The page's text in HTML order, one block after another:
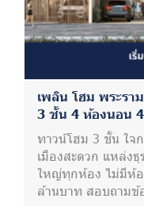
เพลิน โฮม พระรา
3 ชั้น 4 ห้องนอน
ทาวน์โฮม 3 ชั้น ใจ
เมืองสะดวก แหล่ง
ใหญ่ทุกห้อง ไม่มีห้อ
ล้านบาท สอบถามข้